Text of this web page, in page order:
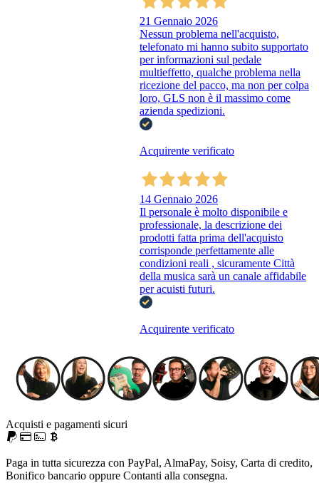
21 Gennaio 2026
Nessun problema nell'acquisto,
telefonato mi hanno subito supportato
per informazioni sul pedale
multieffetto, qualche problema nella
ricezione del pacco, ma non per colpa
loro, GLS non è il massimo come
azienda spedizioni.
Acquirente verificato
14 Gennaio 2026
Il personale è molto disponibile e
professionale, la descrizione dei
prodotti fatta prima dell'acquisto
corrisponde perfettamente alle
condizioni reali , sicuramente Città
della musica sarà un canale affidabile
per acuisti futuri.
Acquirente verificato
Acquisti e pagamenti sicuri
Paga in tutta sicurezza con PayPal, AlmaPay, Soisy, Carta di credito,
Bonifico bancario oppure Contanti alla consegna.